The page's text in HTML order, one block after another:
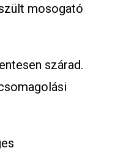
mosogató
szárad.